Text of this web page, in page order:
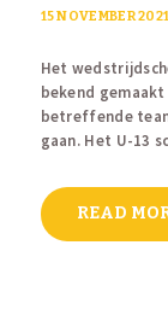
15 NOVEMBER 2021
Het
bekend
betreffende
gaan. Het U-13
READ